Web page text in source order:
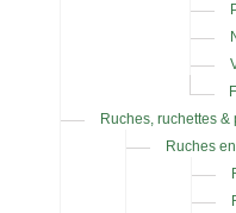
Ruches, ruchettes
Ruches